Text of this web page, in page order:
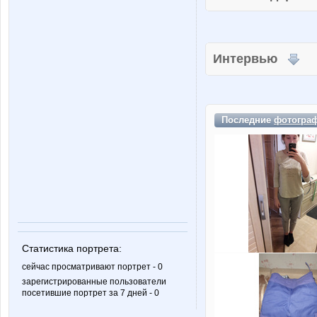
Статистика портрета:
сейчас просматривают портрет - 0
зарегистрированные пользователи
посетившие портрет за 7 дней - 0
Интервью
Последние